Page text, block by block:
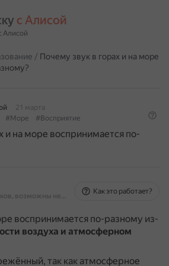
с Алисой
Алисой
/ Почему звук в горах и на море
21 марта
#Море #Восприятие
и на море воспринимается по-
На основе источников, возможны неточности
Как это работает?
воспринимается по-разному из-
воздуха и атмосферном
так как атмосферное